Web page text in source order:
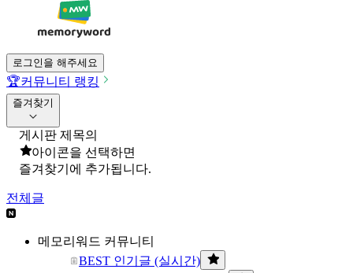
로그인을 해주세요
🏆커뮤니티 랭킹
즐겨찾기
게시판 제목의
아이콘을 선택하면
즐겨찾기에 추가됩니다.
전체글
메모리워드 커뮤니티
BEST 인기글 (실시간)